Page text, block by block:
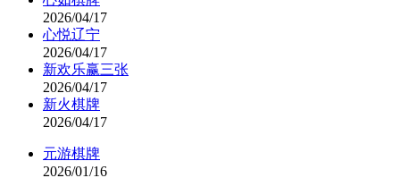
2026/04/17
心悦辽宁
2026/04/17
新欢乐赢三张
2026/04/17
新火棋牌
2026/04/17
元游棋牌
2026/01/16